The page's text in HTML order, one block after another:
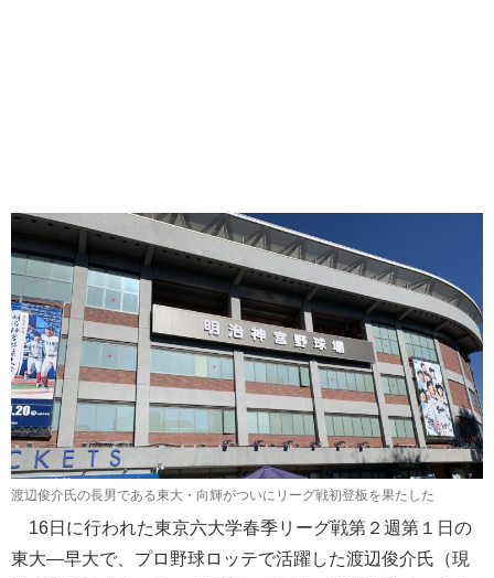
渡辺俊介氏の長男である東大・向輝がついにリーグ戦初登板を果たした
16日に行われた東京六大学春季リーグ戦第２週第１日の
東大―早大で、プロ野球ロッテで活躍した渡辺俊介氏（現